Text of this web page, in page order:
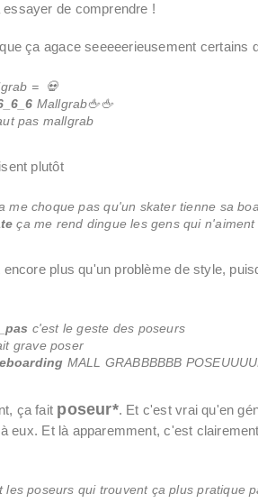
de comprendre !
ça agace seeeeerieusement certains
= 💀
Mallgrab🖕🖕
pas mallgrab
plutôt
me choque pas qu'un skater tienne sa
ça me rend dingue les gens qui
plus qu'un problème de style,
c'est le geste des poseurs
grave poser
MALL GRABBBBBB
ça fait poseur*. Et c'est vrai qu'en
eux. Et là apparemment, c'est
poseurs qui trouvent ça plus pratique